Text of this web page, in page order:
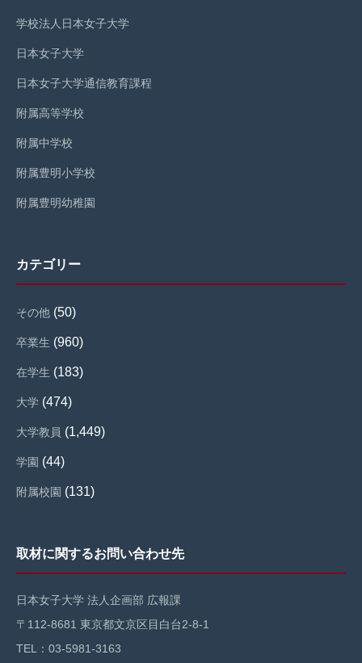
学校法人日本女子大学
日本女子大学
日本女子大学通信教育課程
附属高等学校
附属中学校
附属豊明小学校
附属豊明幼稚園
カテゴリー
その他 (50)
卒業生 (960)
在学生 (183)
大学 (474)
大学教員 (1,449)
学園 (44)
附属校園 (131)
取材に関するお問い合わせ先
日本女子大学 法人企画部 広報課
〒112-8681 東京都文京区目白台2-8-1
TEL：03-5981-3163